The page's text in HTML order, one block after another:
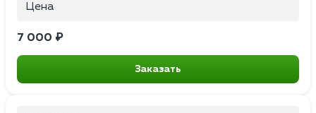
Цена
7 000 ₽
Заказать